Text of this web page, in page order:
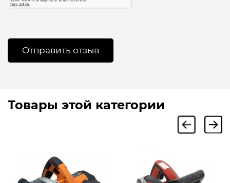
Товары этой категории